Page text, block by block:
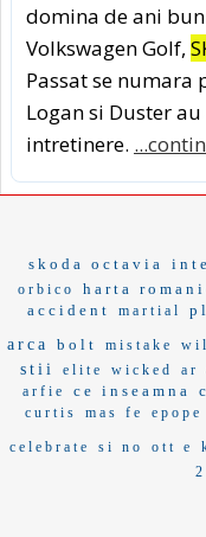
domina de ani
Volkswagen Golf,
Passat se numara
Logan si Duster
intretinere.
skoda octavia
orbico harta
accident
martial
arca
bolt mistake
stii
elite wicked ar
arfie
ce inseamna
curtis
mas fe epope
celebrate si no ott e
2